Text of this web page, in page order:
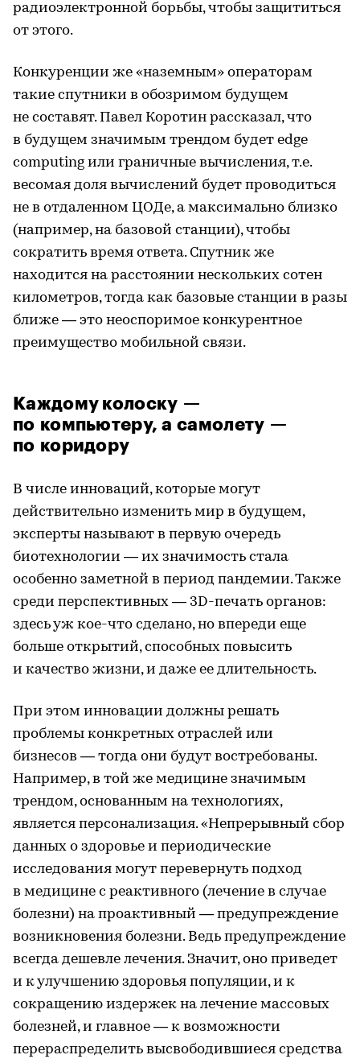
радиоэлектронной борьбы, чтобы защититься
от этого.
Конкуренции же «наземным» операторам
такие спутники в обозримом будущем
не составят. Павел Коротин рассказал, что
в будущем значимым трендом будет edge
computing или граничные вычисления, т.е.
весомая доля вычислений будет проводиться
не в отдаленном ЦОДе, а максимально близко
(например, на базовой станции), чтобы
сократить время ответа. Спутник же
находится на расстоянии нескольких сотен
километров, тогда как базовые станции в разы
ближе — это неоспоримое конкурентное
преимущество мобильной связи.
Каждому колоску —
по компьютеру, а самолету —
по коридору
В числе инноваций, которые могут
действительно изменить мир в будущем,
эксперты называют в первую очередь
биотехнологии — их значимость стала
особенно заметной в период пандемии. Также
среди перспективных — 3D-печать органов:
здесь уж кое-что сделано, но впереди еще
больше открытий, способных повысить
и качество жизни, и даже ее длительность.
При этом инновации должны решать
проблемы конкретных отраслей или
бизнесов — тогда они будут востребованы.
Например, в той же медицине значимым
трендом, основанным на технологиях,
является персонализация. «Непрерывный сбор
данных о здоровье и периодические
исследования могут перевернуть подход
в медицине с реактивного (лечение в случае
болезни) на проактивный — предупреждение
возникновения болезни. Ведь предупреждение
всегда дешевле лечения. Значит, оно приведет
и к улучшению здоровья популяции, и к
сокращению издержек на лечение массовых
болезней, и главное — к возможности
перераспределить высвободившиеся средства